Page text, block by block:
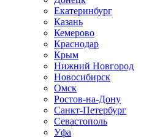
Екатеринбург
Казань
Кемерово
Краснодар
Крым
Нижний Новгород
Новосибирск
Омск
Ростов-на-Дону
Санкт-Петербург
Севастополь
Уфа